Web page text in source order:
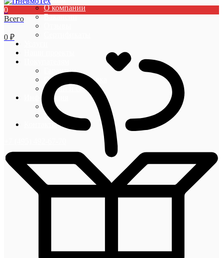
О компании
Вакансии
Гарантии
Оплата и доставка
Акции и скидки
Информация
Блог
Новости
Контакты
0
Всего
0 ₽